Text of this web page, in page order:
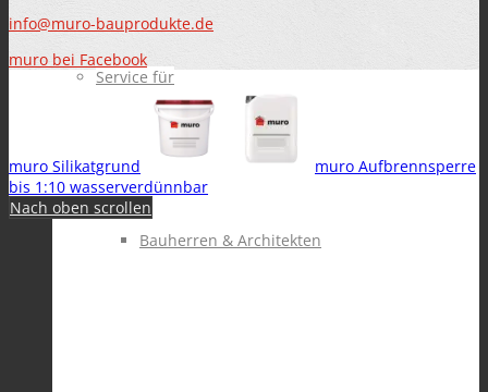
Service für
Bauherren & Architekten
info@muro-bauprodukte.de
muro bei Facebook
muro Silikatgrund
muro Aufbrennsperre
bis 1:10 wasserverdünnbar
Nach oben scrollen